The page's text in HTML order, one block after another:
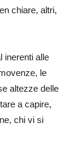
chiare, altri,
inerenti alle
le
altezze delle
a capire,
chi vi si